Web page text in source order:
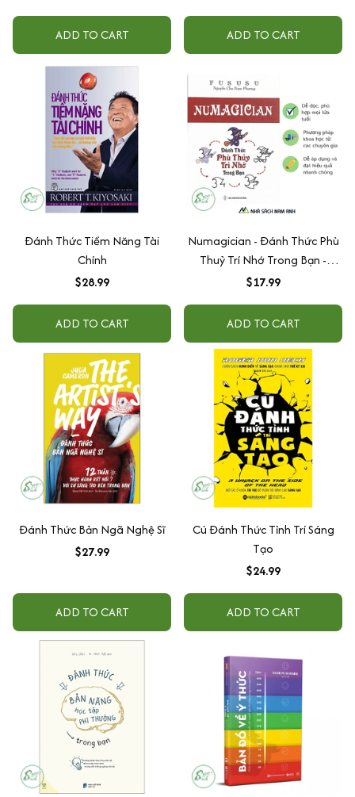
ADD TO CART ADD TO CART
Đánh Thức Tiềm Năng Tài
Chính
$28.99
ADD TO CART
Numagician - Đánh Thức Phù
Thuỷ Trí Nhớ Trong Bạn -
FuSuSu
$17.99
ADD TO CART
Đánh Thức Bản Ngã Nghệ Sĩ
$27.99
ADD TO CART
Cú Đánh Thức Tỉnh Trí Sáng
Tạo
$24.99
ADD TO CART